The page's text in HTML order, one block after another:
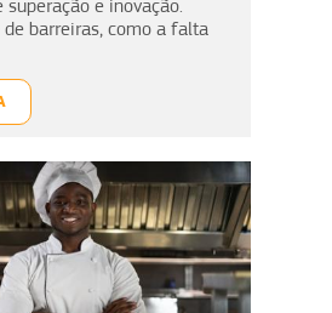
e inovação.
de barreiras, como a falta